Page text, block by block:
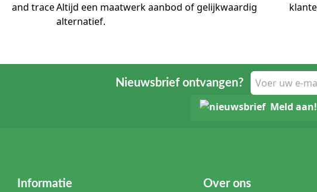
Altijd een maatwerk aanbod of gelijkwaardig
alternatief.
Nieuwsbrief ontvangen?
Meld aan!
Informatie Over ons